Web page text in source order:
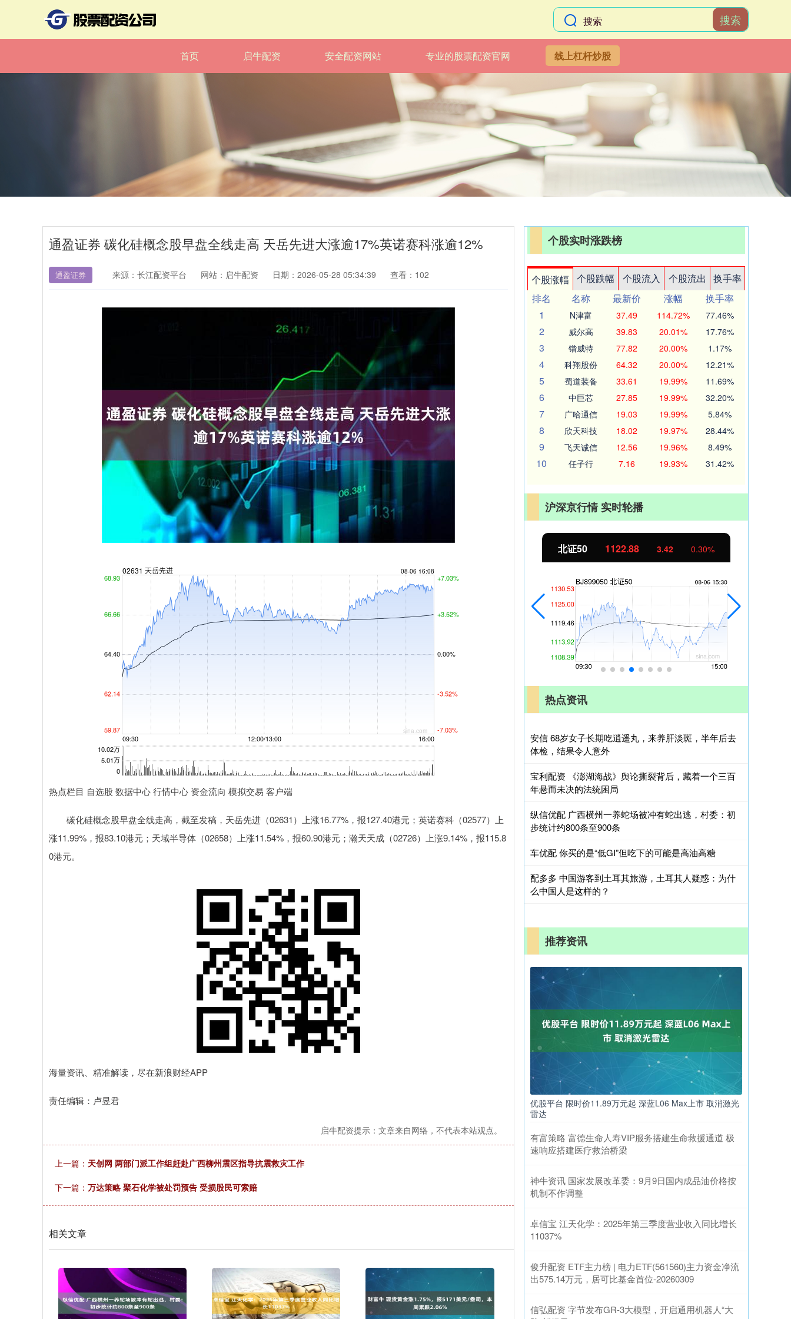
搜索
首页 启牛配资 安全配资网站 专业的股票配资官网 线上杠杆炒股
通盈证券 碳化硅概念股早盘全线走高 天岳先进大涨逾17%英诺赛科涨逾12%
通盈证券 来源：长江配资平台 网站：启牛配资 日期：2026-05-28 05:34:39 查看：102
热点栏目 自选股 数据中心 行情中心 资金流向 模拟交易 客户端
碳化硅概念股早盘全线走高，截至发稿，天岳先进（02631）上涨16.77%，报127.40港元；英诺赛科（02577）上
涨11.99%，报83.10港元；天域半导体（02658）上涨11.54%，报60.90港元；瀚天天成（02726）上涨9.14%，报115.8
0港元。
海量资讯、精准解读，尽在新浪财经APP
责任编辑：卢昱君
启牛配资提示：文章来自网络，不代表本站观点。
上一篇： 天创网 两部门派工作组赶赴广西柳州震区指导抗震救灾工作
下一篇： 万达策略 聚石化学被处罚预告 受损股民可索赔
相关文章
个股实时涨跌榜
个股涨幅 个股跌幅 个股流入 个股流出
换手率
排名
名称 最新价 涨幅
换手率
1
N津富 37.49 114.72% 77.46%
2 威尔高 39.83 20.01% 17.76%
3 锴威特 77.82 20.00% 1.17%
4 科翔股份 64.32 20.00% 12.21%
5 蜀道装备 33.61 19.99% 11.69%
6 中巨芯 27.85 19.99% 32.20%
7 广哈通信 19.03 19.99% 5.84%
8 欣天科技 18.02 19.97% 28.44%
9 飞天诚信 12.56 19.96% 8.49%
10 任子行 7.16 19.93% 31.42%
沪深京行情 实时轮播
北证50 1122.88 3.42 0.30%
热点资讯
安信 68岁女子长期吃逍遥丸，来养肝淡斑，半年后去
体检，结果令人意外
宝利配资 《澎湖海战》舆论撕裂背后，藏着一个三百
年悬而未决的法统困局
纵信优配 广西横州一养蛇场被冲有蛇出逃，村委：初
步统计约800条至900条
车优配 你买的是“低GI”但吃下的可能是高油高糖
配多多 中国游客到土耳其旅游，土耳其人疑惑：为什
么中国人是这样的？
推荐资讯
优股平台 限时价11.89万元起 深蓝L06 Max上市 取消激光
雷达
有富策略 富德生命人寿VIP服务搭建生命救援通道 极
速响应搭建医疗救治桥梁
神牛资讯 国家发展改革委：9月9日国内成品油价格按
机制不作调整
卓信宝 江天化学：2025年第三季度营业收入同比增长
11037%
俊升配资 ETF主力榜 | 电力ETF(561560)主力资金净流
出575.14万元，居可比基金首位-20260309
信弘配资 字节发布GR-3大模型，开启通用机器人“大